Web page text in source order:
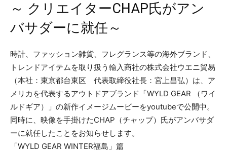
～ クリエイターCHAP氏がアン
バサダーに就任～
時計、ファッション雑貨、フレグランス等の海外ブランド、
トレンドアイテムを取り扱う輸入商社の株式会社ウエニ貿易
（本社：東京都台東区 代表取締役社長：宮上昌弘）は、ア
メリカを代表するアウトドアブランド「WYLD GEAR （ワイ
ルドギア）」の新作イメージムービーをyoutubeで公開中。
同時に、映像を手掛けたCHAP（チャップ）氏がアンバサダ
ーに就任したことをお知らせします。
「WYLD GEAR WINTER福島」篇